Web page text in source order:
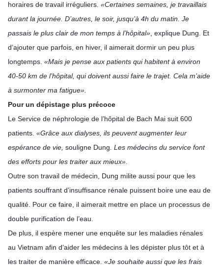
horaires de travail irréguliers. «Certaines semaines, je travaillais
durant la journée. D’autres, le soir, jusqu’à 4h du matin. Je
passais le plus clair de mon temps à l’hôpital» , explique Dung. Et
d’ajouter que parfois, en hiver, il aimerait dormir un peu plus
longtemps. «Mais je pense aux patients qui habitent à environ
40-50 km de l’hôpital, qui doivent aussi faire le trajet. Cela m’aide
à surmonter ma fatigue».
Pour un dépistage plus précoce
Le Service de néphrologie de l’hôpital de Bach Mai suit 600
patients. «Grâce aux dialyses, ils peuvent augmenter leur
espérance de vie, souligne Dung . Les médecins du service font
des efforts pour les traiter aux mieux».
Outre son travail de médecin, Dung milite aussi pour que les
patients souffrant d’insuffisance rénale puissent boire une eau de
qualité. Pour ce faire, il aimerait mettre en place un processus de
double purification de l’eau.
De plus, il espère mener une enquête sur les maladies rénales
au Vietnam afin d’aider les médecins à les dépister plus tôt et à
les traiter de manière efficace. «Je souhaite aussi que les frais